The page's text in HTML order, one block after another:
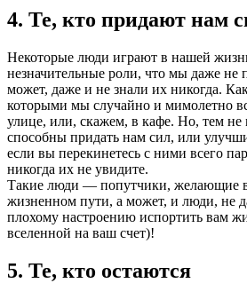
4. Те, кто придают нам
Некоторые люди играют в нашей
незначительные роли, что мы даже
может, даже и не знали их никогда.
которыми мы случайно и мимолетно
улице, или, скажем, в кафе. Но, тем не
способны придать нам сил, или
если вы перекинетесь с ними всего
никогда их не увидите.
Такие люди — попутчики, желающие
жизненном пути, а может, и люди, не
плохому настроению испортить вам
вселенной на ваш счет)!
5. Те, кто остаются